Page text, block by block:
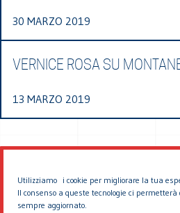
Utilizziamo i cookie per migliorare la tua
Il consenso a queste tecnologie ci
sempre aggiornato.
30 MARZO 2019
VERNICE ROSA SU
13 MARZO 2019